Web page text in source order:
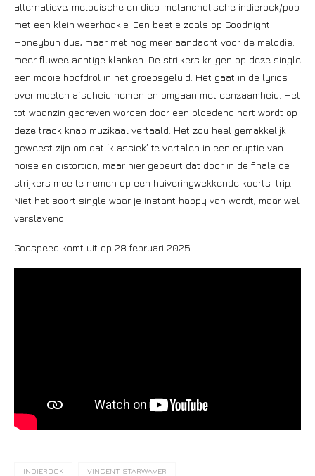
alternatieve, melodische en diep-melancholische indierock/pop
met een klein weerhaakje. Een beetje zoals op Goodnight
Honeybun dus, maar met nog meer aandacht voor de melodie:
meer fluweelachtige klanken. De strijkers krijgen op deze single
een mooie hoofdrol in het groepsgeluid. Het gaat in de lyrics
over moeten afscheid nemen en omgaan met eenzaamheid. Het
tot waanzin gedreven worden door een bloedend hart wordt op
deze track knap muzikaal vertaald. Het zou heel gemakkelijk
geweest zijn om dat ‘klassiek’ te vertalen in een eruptie van
noise en distortion, maar hier gebeurt dat door in de finale de
strijkers mee te nemen op een huiveringwekkende koorts-trip.
Niet het soort single waar je instant happy van wordt, maar wel
verslavend.
Godspeed komt uit op 28 februari 2025.
INDIEROCK VINCENT STARWAVER